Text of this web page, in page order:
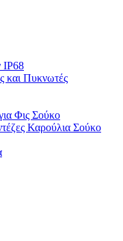
IP68
και Πυκνωτές
Φις Σούκο
Καρούλια Σούκο